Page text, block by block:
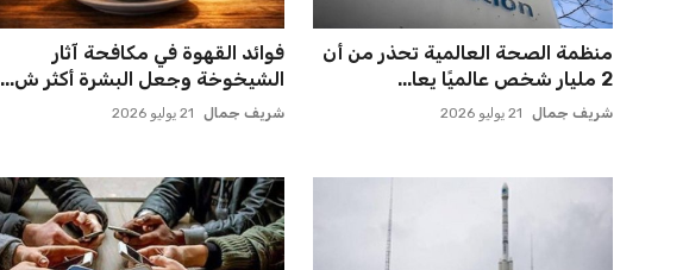
منظمة الصحة العالمية تحذر من أن
2 مليار شخص عالميًا يعا...
شريف جمال 21 يوليو 2026
فوائد القهوة في مكافحة آثار
الشيخوخة وجعل البشرة أكثر ش...
شريف جمال 21 يوليو 2026